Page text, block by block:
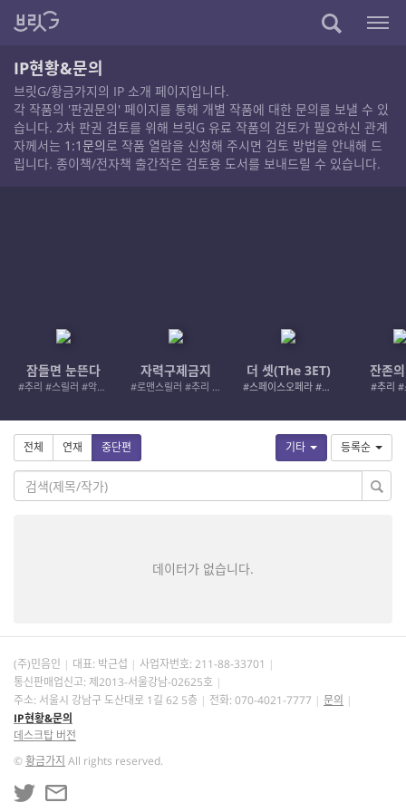
IP현황&문의
브릿G/황금가지의 IP 소개 페이지입니다.
각 작품의 '판권문의' 페이지를 통해 개별 작품에 대한 문의를 보낼 수 있
습니다. 2차 판권 검토를 위해 브릿G 유료 작품의 검토가 필요하신 관계
자께서는 1:1문의로 작품 열람을 신청해 주시면 검토 방법을 안내해 드
립니다. 종이책/전자책 출간작은 검토용 도서를 보내드릴 수 있습니다.
잠들면 눈뜬다
#추리 #스릴러 #악인 #로드레이지
자력구제금지
#로맨스릴러 #추리 #여성서사 #사적제재
더 셋(The 3ET)
#스페이스오페라 #우주활극
잔존
#추리 #
기타 등록순
전체 연재 중단편
데이터가 없습니다.
(주)민음인 대표: 박근섭 사업자번호: 211-88-33701
통신판매업신고: 제2013-서울강남-02625호
주소: 서울시 강남구 도산대로 1길 62 5층
전화: 070-4021-7777
문의
IP현황&문의
데스크탑 버전
©황금가지 All rights reserved.